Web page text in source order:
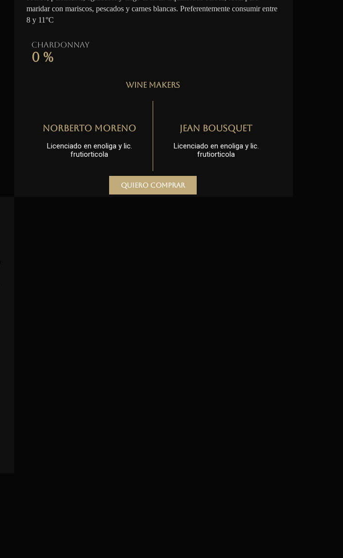
maridar con mariscos, pescados y carnes blancas. Preferentemente consumir entre
8 y 11°C
Chardonnay
0 %
Wine Makers
Norberto Moreno
Licenciado en enoliga y lic.
frutiorticola
Jean Bousquet
Licenciado en enoliga y lic.
frutiorticola
Quiero comprar